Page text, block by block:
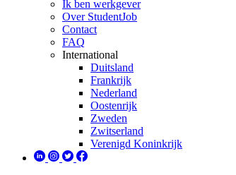
Ik ben werkgever
Over StudentJob
Contact
FAQ
International
Duitsland
Frankrijk
Nederland
Oostenrijk
Zweden
Zwitserland
Verenigd Koninkrijk